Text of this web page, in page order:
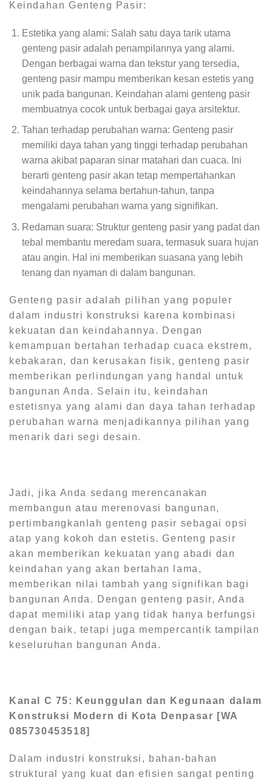
Keindahan Genteng Pasir:
Estetika yang alami: Salah satu daya tarik utama
genteng pasir adalah penampilannya yang alami.
Dengan berbagai warna dan tekstur yang tersedia,
genteng pasir mampu memberikan kesan estetis yang
unik pada bangunan. Keindahan alami genteng pasir
membuatnya cocok untuk berbagai gaya arsitektur.
Tahan terhadap perubahan warna: Genteng pasir
memiliki daya tahan yang tinggi terhadap perubahan
warna akibat paparan sinar matahari dan cuaca. Ini
berarti genteng pasir akan tetap mempertahankan
keindahannya selama bertahun-tahun, tanpa
mengalami perubahan warna yang signifikan.
Redaman suara: Struktur genteng pasir yang padat dan
tebal membantu meredam suara, termasuk suara hujan
atau angin. Hal ini memberikan suasana yang lebih
tenang dan nyaman di dalam bangunan.
Genteng pasir adalah pilihan yang populer
dalam industri konstruksi karena kombinasi
kekuatan dan keindahannya. Dengan
kemampuan bertahan terhadap cuaca ekstrem,
kebakaran, dan kerusakan fisik, genteng pasir
memberikan perlindungan yang handal untuk
bangunan Anda. Selain itu, keindahan
estetisnya yang alami dan daya tahan terhadap
perubahan warna menjadikannya pilihan yang
menarik dari segi desain.
Jadi, jika Anda sedang merencanakan
membangun atau merenovasi bangunan,
pertimbangkanlah genteng pasir sebagai opsi
atap yang kokoh dan estetis. Genteng pasir
akan memberikan kekuatan yang abadi dan
keindahan yang akan bertahan lama,
memberikan nilai tambah yang signifikan bagi
bangunan Anda. Dengan genteng pasir, Anda
dapat memiliki atap yang tidak hanya berfungsi
dengan baik, tetapi juga mempercantik tampilan
keseluruhan bangunan Anda.
Kanal C 75: Keunggulan dan Kegunaan dalam
Konstruksi Modern di Kota Denpasar [WA
085730453518]
Dalam industri konstruksi, bahan-bahan
struktural yang kuat dan efisien sangat penting